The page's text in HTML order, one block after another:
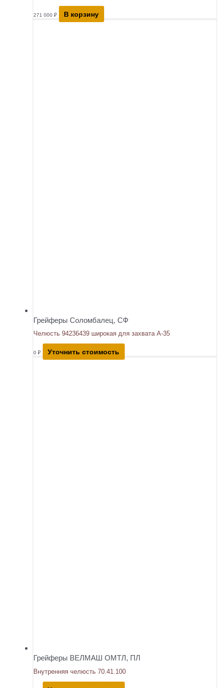
271 000 ₽ В корзину
Грейферы Соломбалец, СФ
Челюсть 94236439 широкая для захвата А-35
0 ₽ Уточнить стоимость
Грейферы ВЕЛМАШ ОМТЛ, ПЛ
Внутренняя челюсть 70.41.100